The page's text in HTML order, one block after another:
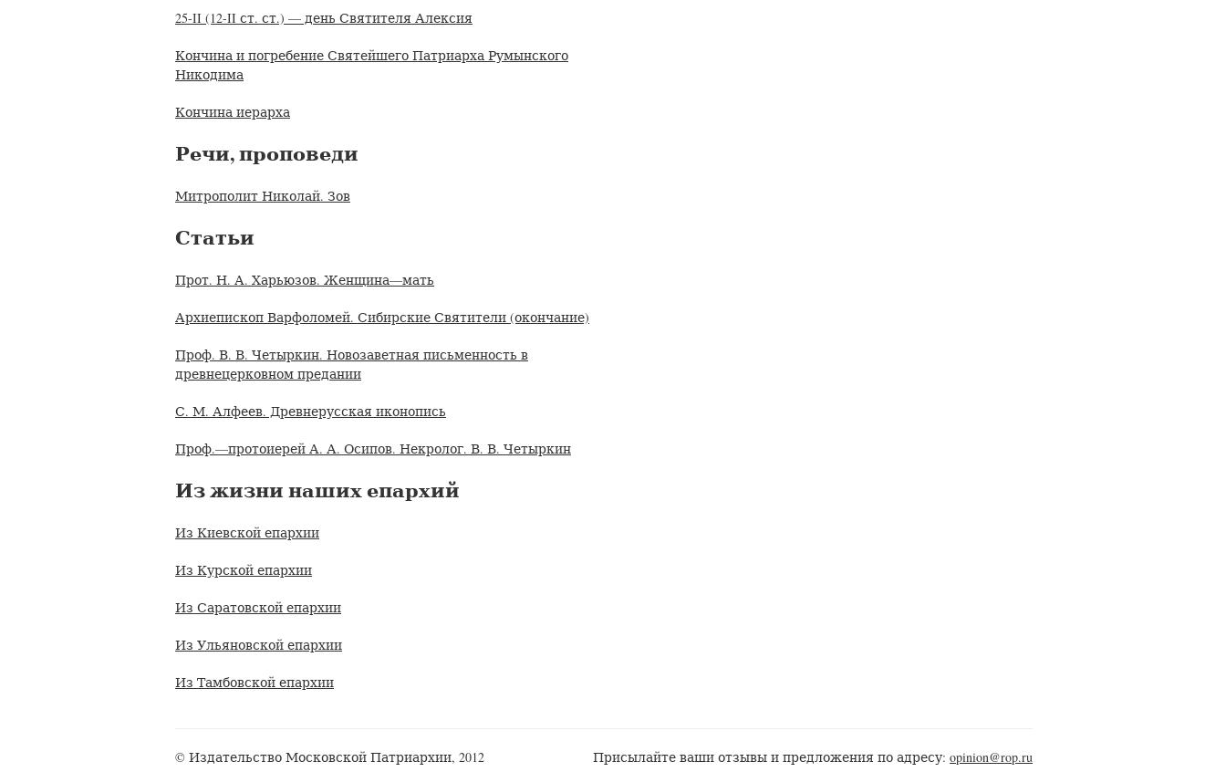
25-II (12-II ст. ст.) — день Святителя Алексия
Кончина и погребение Святейшего Патриарха Румынского
Никодима
Кончина иерарха
Речи, проповеди
Митрополит Николай. Зов
Статьи
Прот. Н. А. Харьюзов. Женщина—мать
Архиепископ Варфоломей. Сибирские Святители (окончание)
Проф. В. В. Четыркин. Новозаветная письменность в
древнецерковном предании
С. М. Алфеев. Древнерусская иконопись
Проф.—протоиерей А. А. Осипов. Некролог. В. В. Четыркин
Из жизни наших епархий
Из Киевской епархии
Из Курской епархии
Из Саратовской епархии
Из Ульяновской епархии
Из Тамбовской епархии
© Издательство Московской Патриархии, 2012
Присылайте ваши отзывы и предложения по адресу: opinion@rop.ru